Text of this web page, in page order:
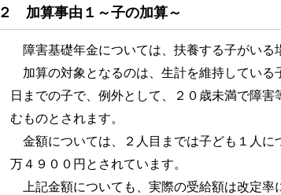
２ 加算事由１～子の加算～
障害基礎年金については、扶養する子がいる
加算の対象となるのは、生計を維持している
日までの子で、例外として、２０歳未満で障
むものとされます。
金額については、２人目までは子ども１人に
万４９００円とされています。
上記金額についても、実際の受給額は改定率